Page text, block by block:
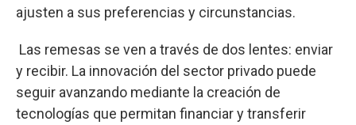
ajusten a sus preferencias y circunstancias.
Las remesas se ven a través de dos lentes: enviar
y recibir. La innovación del sector privado puede
seguir avanzando mediante la creación de
tecnologías que permitan financiar y transferir